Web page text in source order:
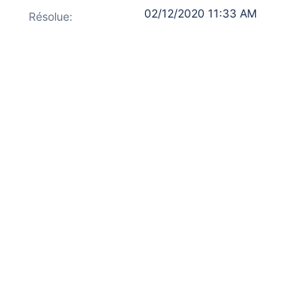
Résolue:
02/12/2020 11:33 AM